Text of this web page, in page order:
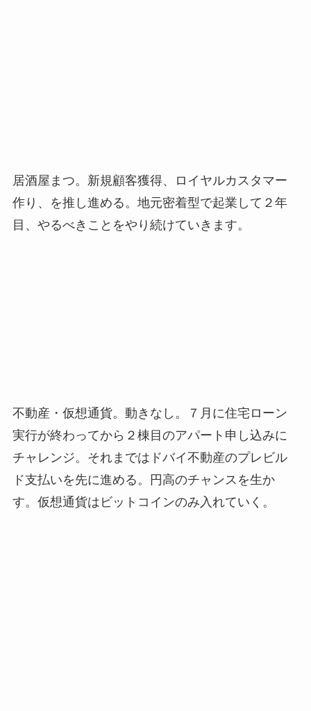
居酒屋まつ。新規顧客獲得、ロイヤルカスタマー
作り、を推し進める。地元密着型で起業して２年
目、やるべきことをやり続けていきます。
不動産・仮想通貨。動きなし。７月に住宅ローン
実行が終わってから２棟目のアパート申し込みに
チャレンジ。それまではドバイ不動産のプレビル
ド支払いを先に進める。円高のチャンスを生か
す。仮想通貨はビットコインのみ入れていく。